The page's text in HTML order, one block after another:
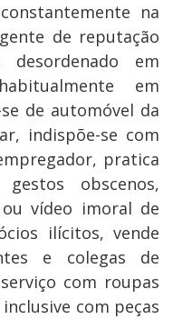
na
de reputação
desordenado em
em
de automóvel da
indispõe-se com
pratica
obscenos,
vídeo imoral de
ilícitos, vende
e colegas de
com roupas
com peças